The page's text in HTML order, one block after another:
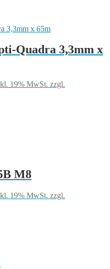
Quadra 3,3mm x
19% MwSt. zzgl.
M8
19% MwSt. zzgl.